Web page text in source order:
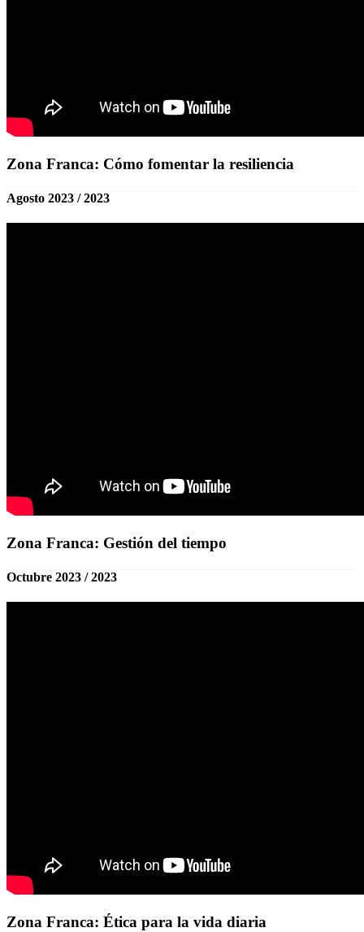
Zona Franca: Cómo fomentar la resiliencia
Agosto 2023 / 2023
Zona Franca: Gestión del tiempo
Octubre 2023 / 2023
Zona Franca: Ética para la vida diaria